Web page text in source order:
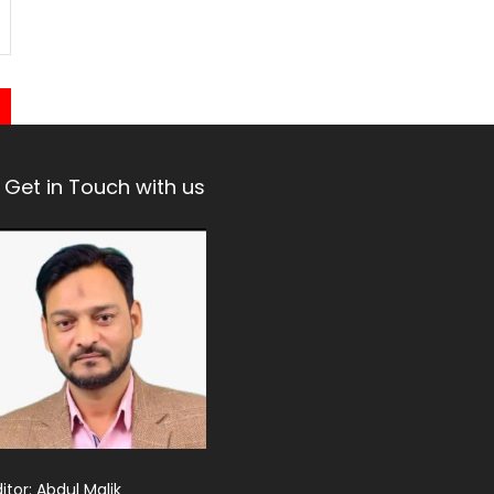
Get in Touch with us